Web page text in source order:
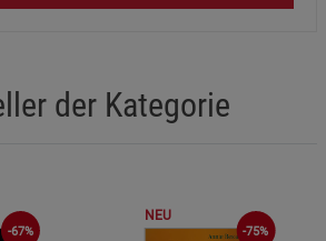
der Kategorie
-67%
NEU
-75%